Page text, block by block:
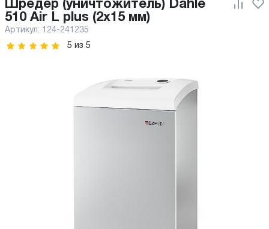
Шредер (уничтожитель) Dahle
510 Air L plus (2х15 мм)
Артикул: 124-241235
5 из 5